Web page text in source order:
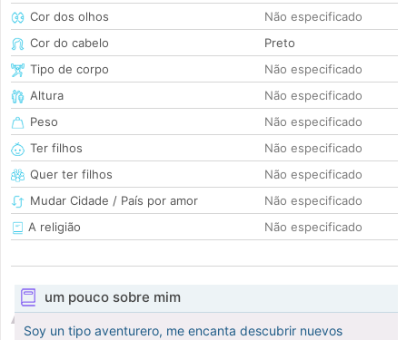
Cor dos olhos
Não especificado
Cor do cabelo
Preto
Tipo de corpo
Não especificado
Altura
Não especificado
Peso
Não especificado
Ter filhos
Não especificado
Quer ter filhos
Não especificado
Mudar Cidade / País por amor
Não especificado
A religião
Não especificado
um pouco sobre mim
Soy un tipo aventurero, me encanta descubrir nuevos